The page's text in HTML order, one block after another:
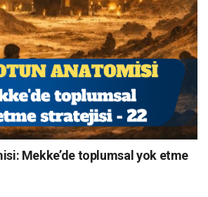
Mekke’de toplumsal yok etme